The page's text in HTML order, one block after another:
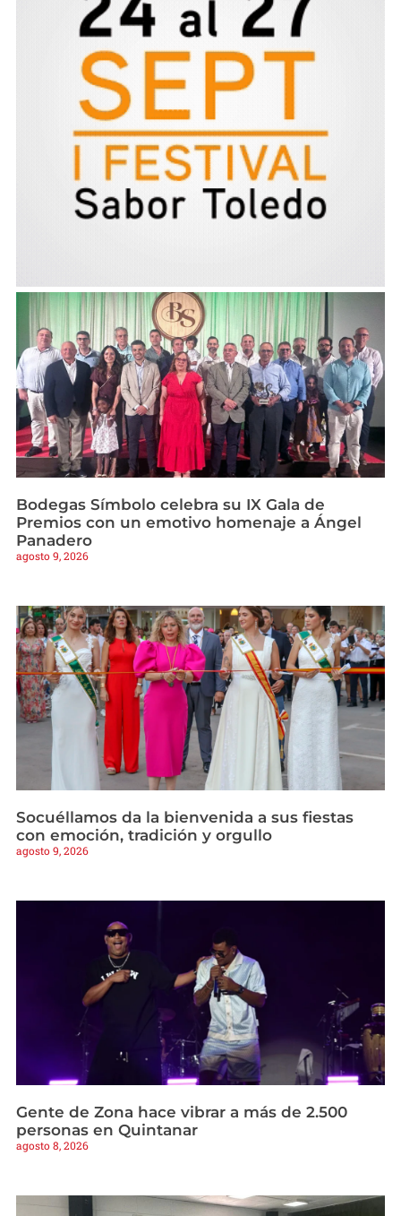
Bodegas Símbolo celebra su IX Gala de
Premios con un emotivo homenaje a Ángel
Panadero
agosto 9, 2026
Socuéllamos da la bienvenida a sus fiestas
con emoción, tradición y orgullo
agosto 9, 2026
Gente de Zona hace vibrar a más de 2.500
personas en Quintanar
agosto 8, 2026